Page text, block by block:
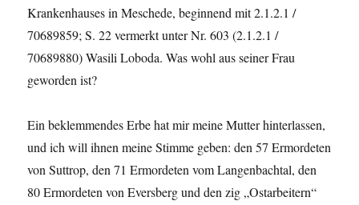
Krankenhauses in Meschede, beginnend mit 2.1.2.1 /
70689859; S. 22 vermerkt unter Nr. 603 (2.1.2.1 /
70689880) Wasili Loboda. Was wohl aus seiner Frau
geworden ist?
Ein beklemmendes Erbe hat mir meine Mutter hinterlassen,
und ich will ihnen meine Stimme geben: den 57 Ermordeten
von Suttrop, den 71 Ermordeten vom Langenbachtal, den
80 Ermordeten von Eversberg und den zig „Ostarbeitern“